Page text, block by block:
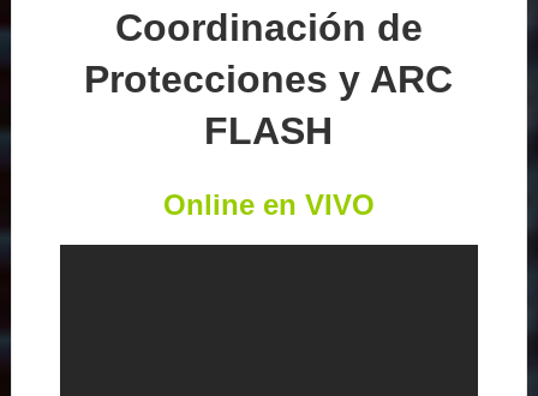
Coordinación de
Protecciones y ARC
FLASH
Online en VIVO